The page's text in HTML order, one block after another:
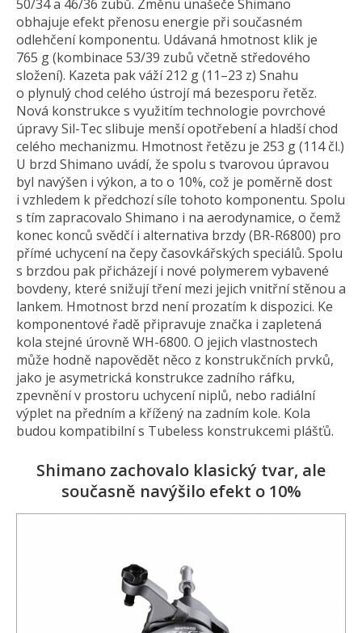
50/34 a 46/36 zubů. Změnu unašeče Shimano
obhajuje efekt přenosu energie při současném
odlehčení komponentu. Udávaná hmotnost klik je
765 g (kombinace 53/39 zubů včetně středového
složení). Kazeta pak váží 212 g (11–23 z) Snahu
o plynulý chod celého ústrojí má bezesporu řetěz.
Nová konstrukce s využitím technologie povrchové
úpravy Sil-Tec slibuje menší opotřebení a hladší chod
celého mechanizmu. Hmotnost řetězu je 253 g (114 čl.)
U brzd Shimano uvádí, že spolu s tvarovou úpravou
byl navýšen i výkon, a to o 10%, což je poměrně dost
i vzhledem k předchozí síle tohoto komponentu. Spolu
s tím zapracovalo Shimano i na aerodynamice, o čemž
konec konců svědčí i alternativa brzdy (BR-R6800) pro
přímé uchycení na čepy časovkářských speciálů. Spolu
s brzdou pak přicházejí i nové polymerem vybavené
bovdeny, které snižují tření mezi jejich vnitřní stěnou a
lankem. Hmotnost brzd není prozatím k dispozici. Ke
komponentové řadě připravuje značka i zapletená
kola stejné úrovně WH-6800. O jejich vlastnostech
může hodně napovědět něco z konstrukčních prvků,
jako je asymetrická konstrukce zadního ráfku,
zpevnění v prostoru uchycení niplů, nebo radiální
výplet na předním a křížený na zadním kole. Kola
budou kompatibilní s Tubeless konstrukcemi plášťů.
Shimano zachovalo klasický tvar, ale
současně navýšilo efekt o 10%